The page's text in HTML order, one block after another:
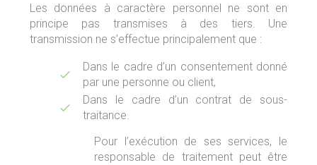
Les données à caractère personnel ne sont en
principe pas transmises à des tiers. Une
transmission ne s’effectue principalement que :
Dans le cadre d’un consentement donné
par une personne ou client,
Dans le cadre d’un contrat de sous-
traitance.
Pour l’exécution de ses services, le
responsable de traitement peut être